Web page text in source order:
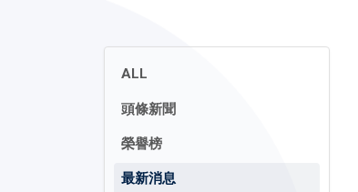
ALL
頭條新聞
榮譽榜
最新消息